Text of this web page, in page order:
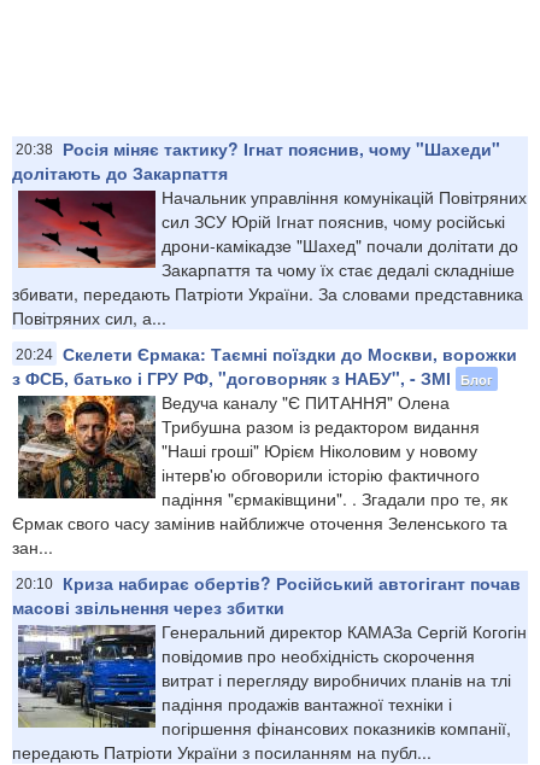
20:38
Росія міняє тактику? Ігнат пояснив, чому "Шахеди"
долітають до Закарпаття
Начальник управління комунікацій Повітряних
сил ЗСУ Юрій Ігнат пояснив, чому російські
дрони-камікадзе "Шахед" почали долітати до
Закарпаття та чому їх стає дедалі складніше
збивати, передають Патріоти України. За словами представника
Повітряних сил, а...
20:24 Скелети Єрмака: Таємні поїздки до Москви, ворожки
з ФСБ, батько і ГРУ РФ, "договорняк з НАБУ", - ЗМІ
Блог
Ведуча каналу "Є ПИТАННЯ" Олена
Трибушна разом із редактором видання
"Наші гроші" Юрієм Ніколовим у новому
інтерв'ю обговорили історію фактичного
падіння "єрмаківщини". . Згадали про те, як
Єрмак свого часу замінив найближче оточення Зеленського та
зан...
20:10
Криза набирає обертів? Російський автогігант почав
масові звільнення через збитки
Генеральний директор КАМАЗа Сергій Когогін
повідомив про необхідність скорочення
витрат і перегляду виробничих планів на тлі
падіння продажів вантажної техніки і
погіршення фінансових показників компанії,
передають Патріоти України з посиланням на публ...